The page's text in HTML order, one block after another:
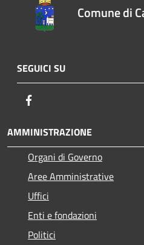
Comune di
SEGUICI SU
AMMINISTRAZIONE
Organi di Governo
Aree Amministrative
Uffici
Enti e fondazioni
Politici